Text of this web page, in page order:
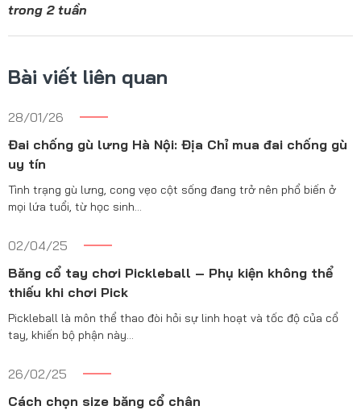
trong 2 tuần
Bài viết liên quan
28/01/26
Đai chống gù lưng Hà Nội: Địa Chỉ mua đai chống gù
uy tín
Tình trạng gù lưng, cong vẹo cột sống đang trở nên phổ biến ở
mọi lứa tuổi, từ học sinh…
02/04/25
Băng cổ tay chơi Pickleball – Phụ kiện không thể
thiếu khi chơi Pick
Pickleball là môn thể thao đòi hỏi sự linh hoạt và tốc độ của cổ
tay, khiến bộ phận này…
26/02/25
Cách chọn size băng cổ chân